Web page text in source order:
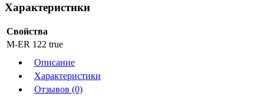
Характеристики
Свойства
M-ER 122 true
Описание
Характеристики
Отзывов (0)